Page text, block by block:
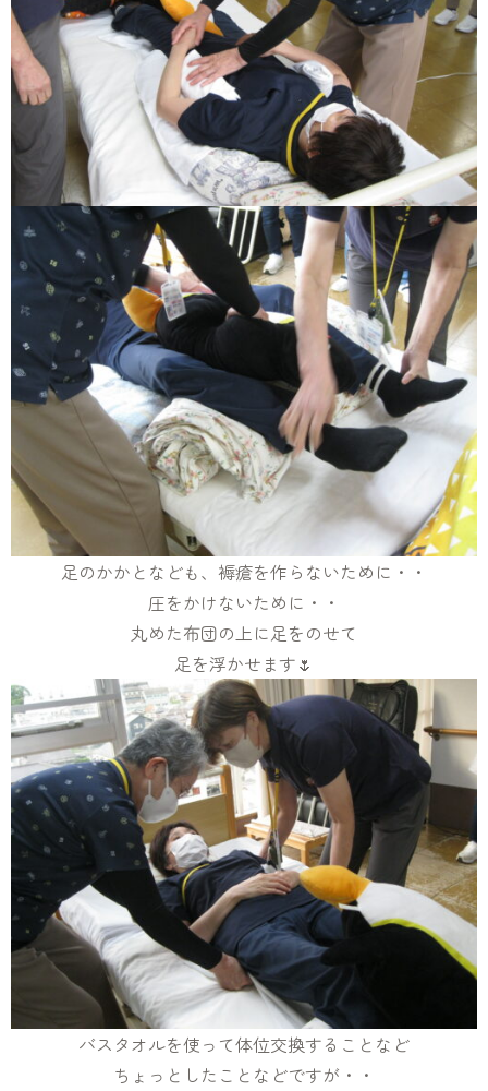
足のかかとなども、褥瘡を作らないために・・
圧をかけないために・・
丸めた布団の上に足をのせて
足を浮かせます🌷
バスタオルを使って体位交換することなど
ちょっとしたことなどですが・・